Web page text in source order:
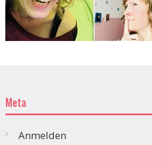
Meta
Anmelden